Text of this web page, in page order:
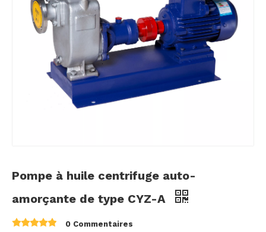
Pompe à huile centrifuge auto-
amorçante de type CYZ-A
0 Commentaires